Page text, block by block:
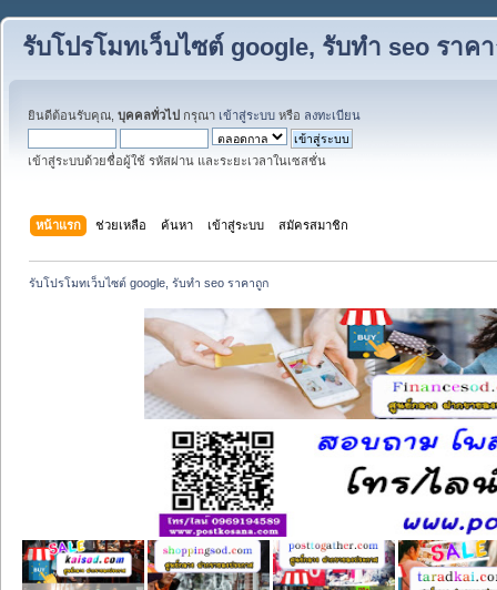
รับโปรโมทเว็บไซต์ google, รับทำ seo ราค
ยินดีต้อนรับคุณ, บุคคลทั่วไป กรุณา เข้าสู่ระบบ หรือ ลงทะเบียน
เข้าสู่ระบบด้วยชื่อผู้ใช้ รหัสผ่าน และระยะเวลาในเซสชั่น
หน้าแรก ช่วยเหลือ ค้นหา เข้าสู่ระบบ สมัครสมาชิก
รับโปรโมทเว็บไซต์ google, รับทำ seo ราคาถูก